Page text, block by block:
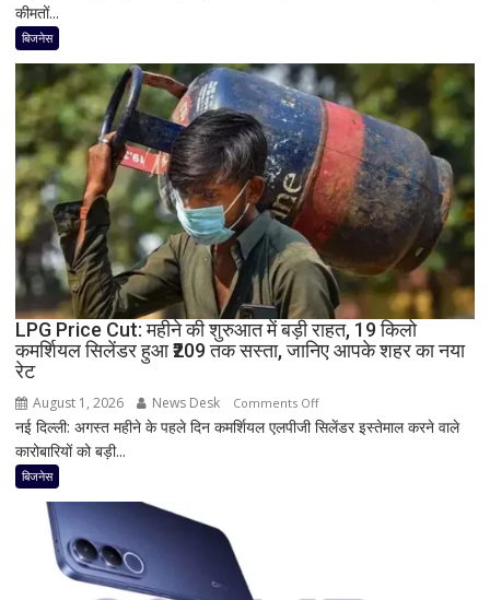
चांदी
फिर
चमके,
3
अगस्त
को
कीमतों
में
तेजी;
जानिए
बढ़ोतरी
की
और
अहम
कीमतों...
बिजनेस
LPG Price Cut: महीने की शुरुआत में बड़ी राहत, 19 किलो
कमर्शियल सिलेंडर हुआ ₹209 तक सस्ता, जानिए आपके शहर का नया
रेट
August 1, 2026 News Desk Comments Offon
LPG
नई दिल्ली: अगस्त महीने के पहले दिन कमर्शियल एलपीजी सिलेंडर इस्तेमाल करने वाले
कारोबारियों को बड़ी...
बिजनेस